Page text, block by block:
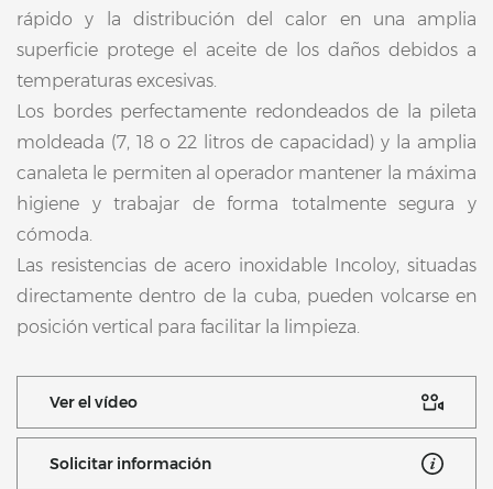
rápido y la distribución del calor en una amplia
superficie protege el aceite de los daños debidos a
temperaturas excesivas.
Los bordes perfectamente redondeados de la pileta
moldeada (7, 18 o 22 litros de capacidad) y la amplia
canaleta le permiten al operador mantener la máxima
higiene y trabajar de forma totalmente segura y
cómoda.
Las resistencias de acero inoxidable Incoloy, situadas
directamente dentro de la cuba, pueden volcarse en
posición vertical para facilitar la limpieza.
Ver el vídeo
Solicitar información